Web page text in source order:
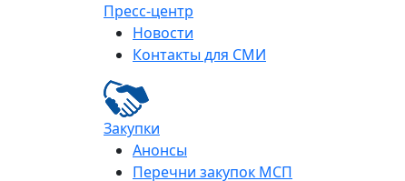
Пресс-центр
Новости
Контакты для СМИ
Закупки
Анонсы
Перечни закупок МСП